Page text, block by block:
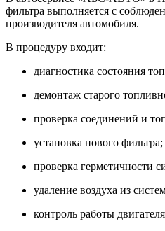
фильтра выполняется с
производителя автомобиля.
В процедуру входит:
диагностика состояния
демонтаж старого
проверка соединений и
установка нового фильтра;
проверка герметичности
удаление воздуха из
контроль работы